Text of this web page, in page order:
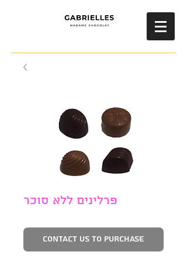
פרלינים ללא סוכר
Contact Us to Purchase